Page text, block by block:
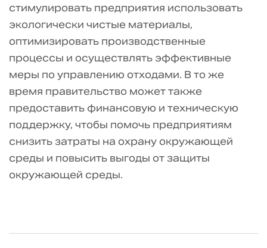
стимулировать предприятия использовать
экологически чистые материалы,
оптимизировать производственные
процессы и осуществлять эффективные
меры по управлению отходами. В то же
время правительство может также
предоставить финансовую и техническую
поддержку, чтобы помочь предприятиям
снизить затраты на охрану окружающей
среды и повысить выгоды от защиты
окружающей среды.